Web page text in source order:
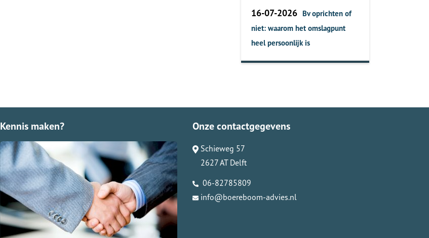
16-07-2026 Bv oprichten of
niet: waarom het omslagpunt
heel persoonlijk is
Kennis maken? Onze contactgegevens
Schieweg 57
2627 AT Delft
06-82785809
info@boereboom-advies.nl